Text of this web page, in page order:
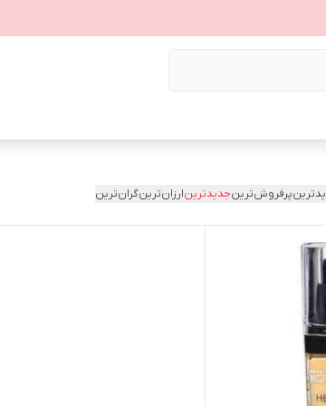
پرفروش‌ترینجدیدترینارزان‌ترینگران‌ترین